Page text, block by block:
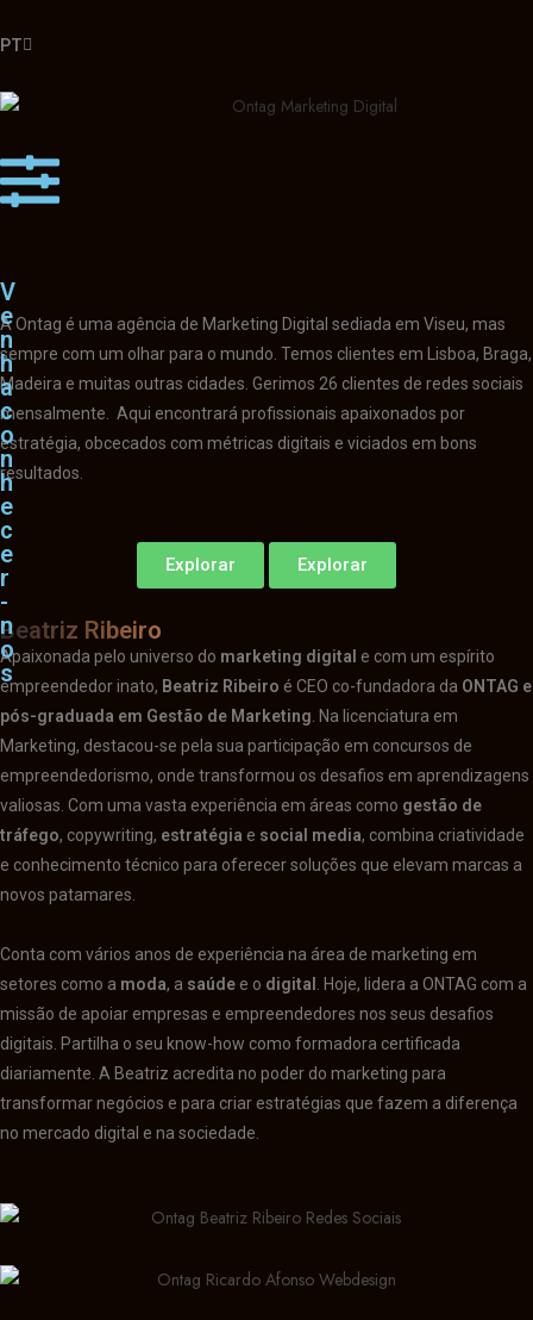
PT
EN
V
e
n
h
a
c
o
n
h
e
c
e
r
-
n
o
s
V
e
n
h
a
c
o
n
h
e
c
e
r
-
n
o
s
A Ontag é uma agência de Marketing Digital sediada em Viseu, mas
sempre com um olhar para o mundo. Temos clientes em Lisboa, Braga,
Madeira e muitas outras cidades. Gerimos 26 clientes de redes sociais
mensalmente. Aqui encontrará profissionais apaixonados por
estratégia, obcecados com métricas digitais e viciados em bons
resultados.
Explorar Explorar
Beatriz Ribeiro
Apaixonada pelo universo do marketing digital e com um espírito
empreendedor inato, Beatriz Ribeiro é CEO co-fundadora da ONTAG e
pós-graduada em Gestão de Marketing . Na licenciatura em
Marketing, destacou-se pela sua participação em concursos de
empreendedorismo, onde transformou os desafios em aprendizagens
valiosas. Com uma vasta experiência em áreas como gestão de
tráfego, copywriting, estratégia e social media, combina criatividade
e conhecimento técnico para oferecer soluções que elevam marcas a
novos patamares.
Conta com vários anos de experiência na área de marketing em
setores como a moda, a saúde e o digital
. Hoje, lidera a ONTAG com a
missão de apoiar empresas e empreendedores nos seus desafios
digitais. Partilha o seu know-how como formadora certificada
diariamente. A Beatriz acredita no poder do marketing para
transformar negócios e para criar estratégias que fazem a diferença
no mercado digital e na sociedade.